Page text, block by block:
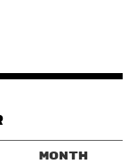
มไปหมด และ
เป็น
กระตุ้น
น
MONTH